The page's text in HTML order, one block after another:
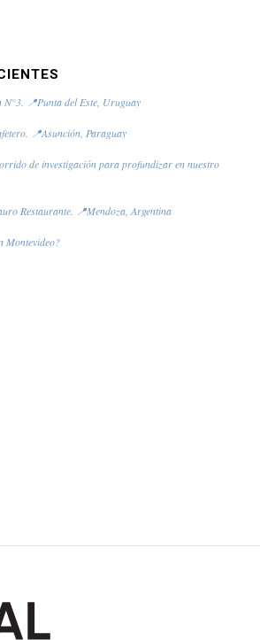
📍Punta del Este, Uruguay
📍Asunción, Paraguay
de investigación para profundizar en nuestro
Restaurante. 📍Mendoza, Argentina
Montevideo?